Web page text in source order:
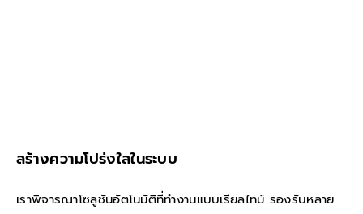
สร้างความโปร่งใสในระบบ
เราพิจารณาโซลูชันอัตโนมัติที่ทำงานแบบเรียลไทม์ รองรับหลาย